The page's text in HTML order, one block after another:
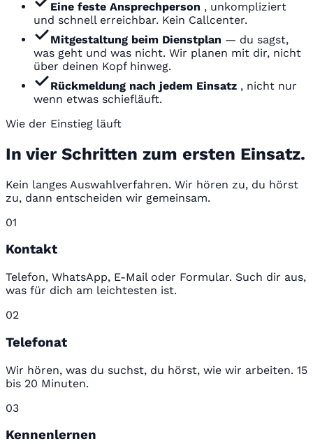
Eine feste Ansprechperson , unkompliziert
und schnell erreichbar. Kein Callcenter.
Mitgestaltung beim Dienstplan — du sagst,
was geht und was nicht. Wir planen mit dir, nicht
über deinen Kopf hinweg.
Rückmeldung nach jedem Einsatz , nicht nur
wenn etwas schiefläuft.
Wie der Einstieg läuft
In vier Schritten zum ersten Einsatz.
Kein langes Auswahlverfahren. Wir hören zu, du hörst
zu, dann entscheiden wir gemeinsam.
01
Kontakt
Telefon, WhatsApp, E-Mail oder Formular. Such dir aus,
was für dich am leichtesten ist.
02
Telefonat
Wir hören, was du suchst, du hörst, wie wir arbeiten. 15
bis 20 Minuten.
03
Kennenlernen